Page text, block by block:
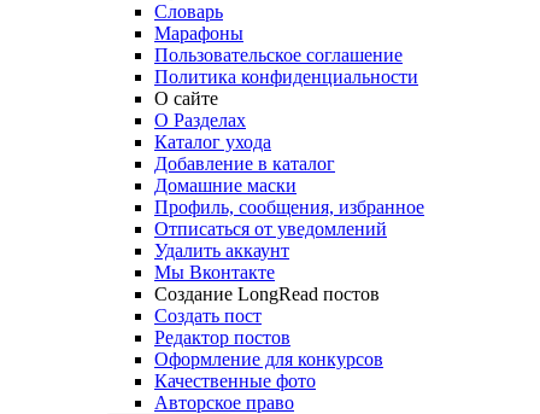
Словарь
Марафоны
Пользовательское соглашение
Политика конфиденциальности
О сайте
О Разделах
Каталог ухода
Добавление в каталог
Домашние маски
Профиль, сообщения, избранное
Отписаться от уведомлений
Удалить аккаунт
Мы Вконтакте
Создание LongRead постов
Создать пост
Редактор постов
Оформление для конкурсов
Качественные фото
Авторское право